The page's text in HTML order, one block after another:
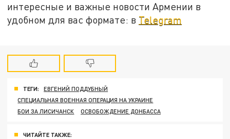
интересные и важные новости Армении в
удобном для вас формате: в Telegram
ТЕГИ:
ЕВГЕНИЙ ПОДДУБНЫЙ
СПЕЦИАЛЬНАЯ ВОЕННАЯ ОПЕРАЦИЯ НА УКРАИНЕ
БОИ ЗА ЛИСИЧАНСК
ОСВОБОЖДЕНИЕ ДОНБАССА
ЧИТАЙТЕ ТАКЖЕ: